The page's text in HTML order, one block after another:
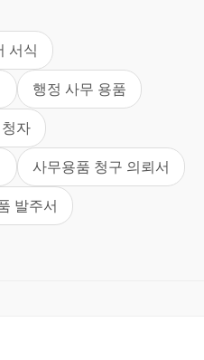
서식
행정 사무 용품
자
사무용품 청구 의뢰서
발주서